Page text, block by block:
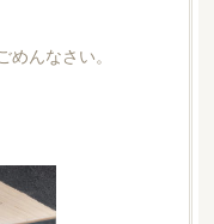
んなさい。